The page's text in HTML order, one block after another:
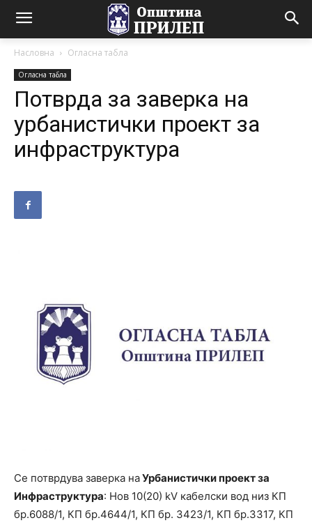
Насловна Огласна табла
Огласна табла
Потврда за заверка на
урбанистички проект за
инфраструктура
Се потврдува заверка наУрбанистички проект за
Инфраструктура: Нов 10(20) kV кабелски вод низ КП
бр.6088/1, КП бр.4644/1, КП бр. 3423/1, КП бр.3317, КП